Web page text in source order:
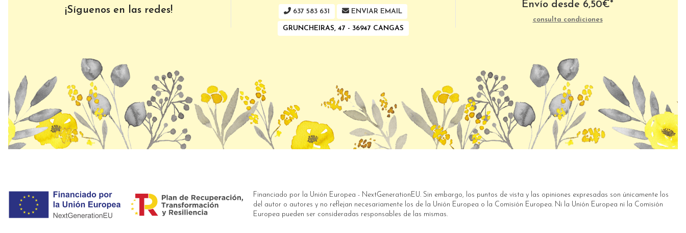
¡Síguenos en las redes! 637 583 631 ENVIAR EMAIL
GRUNCHEIRAS, 47 - 36947 CANGAS
Envío desde 6,50€*
consulta condiciones
Financiado por la Unión Europea - NextGenerationEU. Sin embargo, los puntos de vista y las opiniones expresadas son únicamente los
del autor o autores y no reflejan necesariamente los de la Unión Europea o la Comisión Europea. Ni la Unión Europea ni la Comisión
Europea pueden ser consideradas responsables de las mismas.